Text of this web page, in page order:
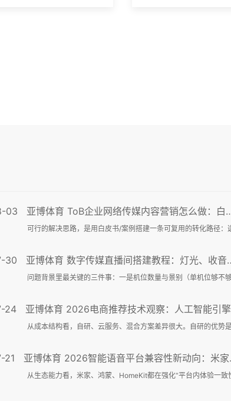
03 亚博体育 ToB企业网络传媒内容营销怎么做：白皮书案例拆解、线索收集与销售协同流程 - 副本
30 亚博体育 数字传媒直播间搭建教程：灯光、收音、推流与画面包装设备清单及避坑要点
24 亚博体育 2026电商推荐技术观察：人工智能引擎在电商推荐场景的A_B测试方法与转化率提升 - 副本 - 副本 (2)
21 亚博体育 2026智能语音平台兼容性新动向：米家、鸿蒙、HomeKit生态升级与接入门槛变